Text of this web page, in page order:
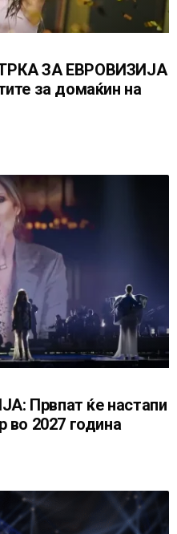
ЗА ЕВРОВИЗИЈА
за домаќин на
Првпат ќе настапи
во 2027 година